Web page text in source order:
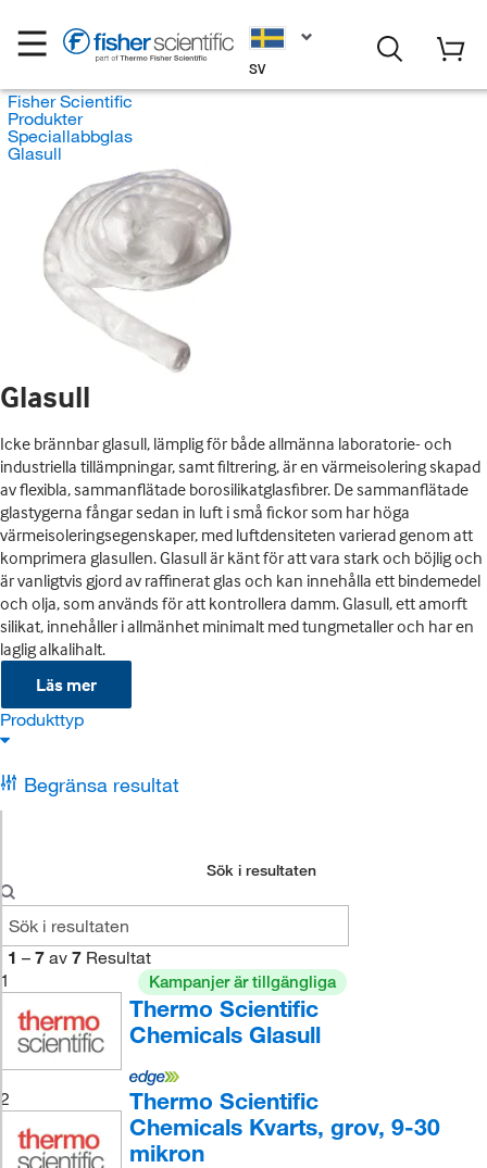
SV
Fisher Scientific
Produkter
Speciallabbglas
Glasull
Glasull
Icke brännbar glasull, lämplig för både allmänna laboratorie- och
industriella tillämpningar, samt filtrering, är en värmeisolering skapad
av flexibla, sammanflätade borosilikatglasfibrer. De sammanflätade
glastygerna fångar sedan in luft i små fickor som har höga
värmeisoleringsegenskaper, med luftdensiteten varierad genom att
komprimera glasullen. Glasull är känt för att vara stark och böjlig och
är vanligtvis gjord av raffinerat glas och kan innehålla ett bindemedel
och olja, som används för att kontrollera damm. Glasull, ett amorft
silikat, innehåller i allmänhet minimalt med tungmetaller och har en
laglig alkalihalt.
Läs mer
Produkttyp
Begränsa resultat
Sök i resultaten
1 – 7 av 7 Resultat
1
Kampanjer är tillgängliga
Thermo Scientific
Chemicals Glasull
2
Thermo Scientific
Chemicals Kvarts, grov, 9-30
mikron